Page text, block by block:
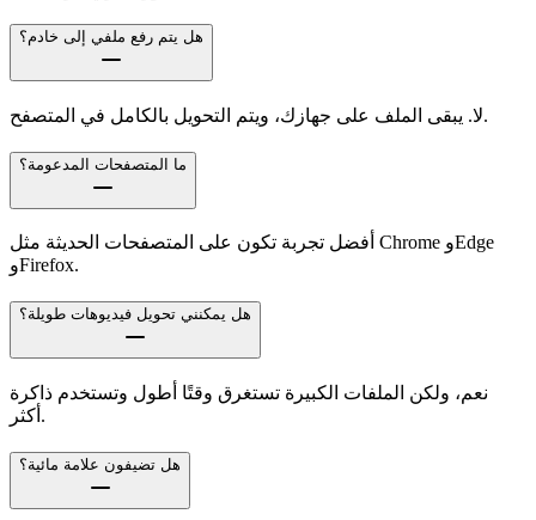
هل يتم رفع ملفي إلى خادم؟
لا. يبقى الملف على جهازك، ويتم التحويل بالكامل في المتصفح.
ما المتصفحات المدعومة؟
أفضل تجربة تكون على المتصفحات الحديثة مثل Chrome وEdge
وFirefox.
هل يمكنني تحويل فيديوهات طويلة؟
نعم، ولكن الملفات الكبيرة تستغرق وقتًا أطول وتستخدم ذاكرة
أكثر.
هل تضيفون علامة مائية؟